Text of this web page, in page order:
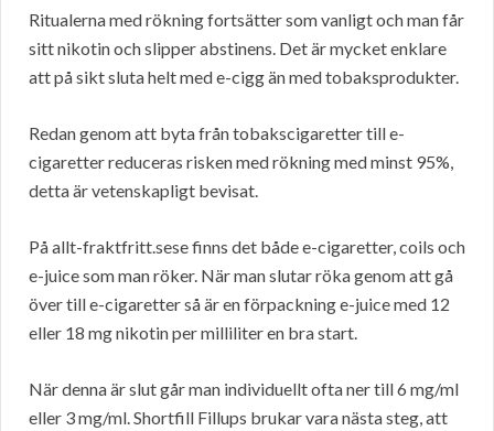
Ritualerna med rökning fortsätter som vanligt och man får
sitt nikotin och slipper abstinens. Det är mycket enklare
att på sikt sluta helt med e-cigg än med tobaksprodukter.
Redan genom att byta från tobakscigaretter till e-
cigaretter reduceras risken med rökning med minst 95%,
detta är vetenskapligt bevisat.
På allt-fraktfritt.sese finns det både e-cigaretter, coils och
e-juice som man röker. När man slutar röka genom att gå
över till e-cigaretter så är en förpackning e-juice med 12
eller 18 mg nikotin per milliliter en bra start.
När denna är slut går man individuellt ofta ner till 6 mg/ml
eller 3 mg/ml. Shortfill Fillups brukar vara nästa steg, att